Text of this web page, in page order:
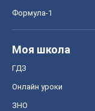
Формула-1
Моя школа
ГДЗ
Онлайн уроки
ЗНО